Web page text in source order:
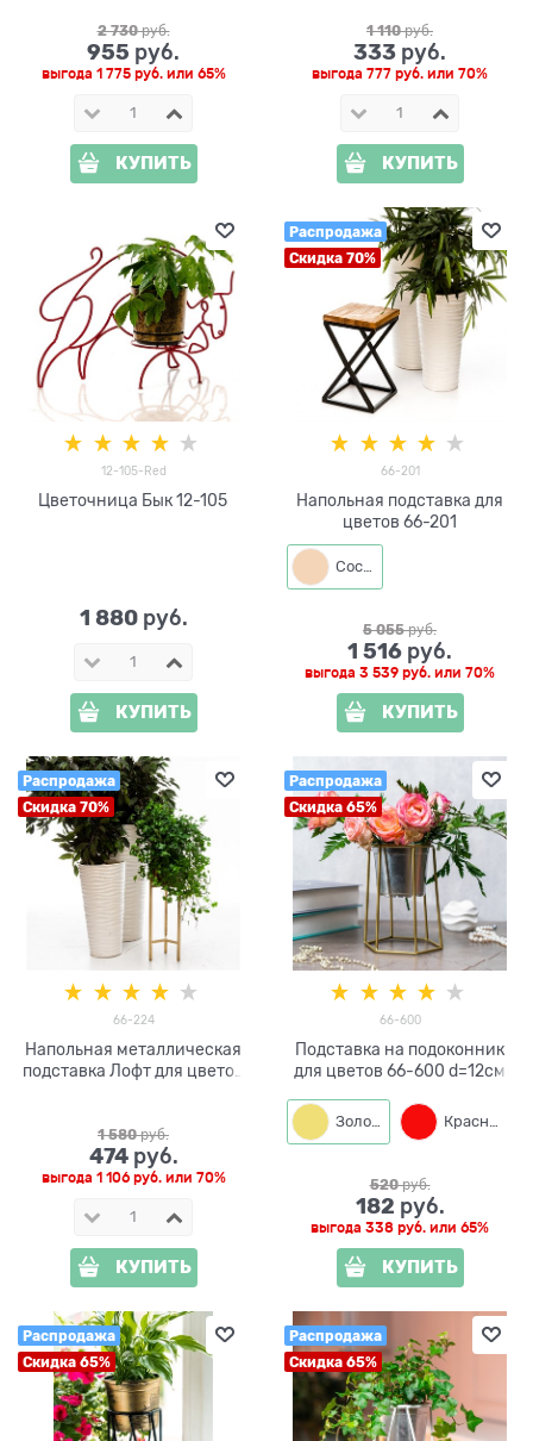
2 730 руб.
955 руб.
выгода 1 775 руб.или 65%
КУПИТЬ
1 110 руб.
333 руб.
выгода 777 руб. или 70%
КУПИТЬ
12-105-Red
Цветочница Бык 12-105
1 880 руб.
КУПИТЬ
Распродажа
Скидка 70%
66-201
Напольная подставка для
цветов 66-201
Сосна
5 055 руб.
1 516 руб.
выгода 3 539 руб. или 70%
КУПИТЬ
Распродажа
Скидка 70%
66-224
Напольная металлическая
подставка Лофт для цветов
1 580 руб.
474 руб.
выгода 1 106 руб.или 70%
КУПИТЬ
Распродажа
Скидка 65%
66-600
Подставка на подоконник
для цветов 66-600 d=12см
Золото Красный
520 руб.
182 руб.
выгода 338 руб. или 65%
КУПИТЬ
Распродажа
Скидка 65%
Распродажа
Скидка 65%